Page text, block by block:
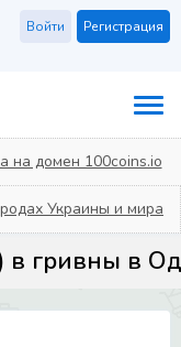
Регистрация
Войти
на домен 100coins.io
Украины и мира
в гривны в